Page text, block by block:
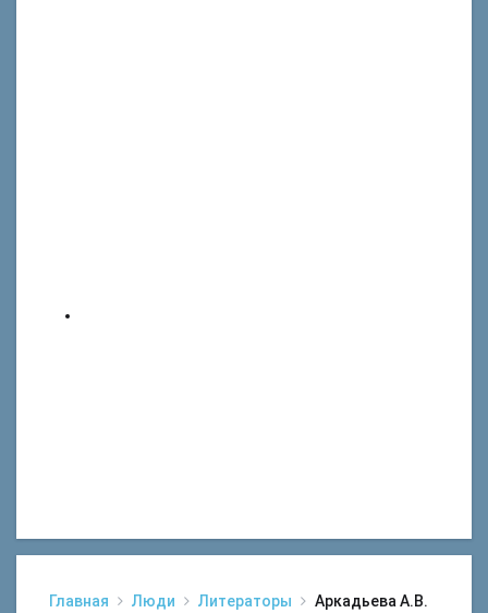
Главная Люди Литераторы Аркадьева А.В.